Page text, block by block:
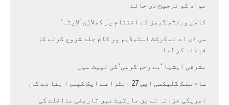
مواد کو ترجیح دی جائے
کامن ویلتھ گیمز کے اختتام پر کھلاڑی ‘لاپتہ’
سی ڈی اے نے کرکٹ اسٹیڈیم پر کام جلد شروع کرنے کا
فیصلہ کر لیا
مشرقی ایشیا ‘بے رحم گرمی’ کی لپیٹ میں
سام سنگ گلیکسی ایس 27 الٹرا سے ایک کیمرا ہٹا دے گا.
امریکی خزانہ نے ین مارکیٹ میں تاریخی مداخلت کی